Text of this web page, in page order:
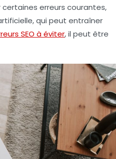
erreurs courantes,
, qui peut entraîner
SEO à éviter, il peut être